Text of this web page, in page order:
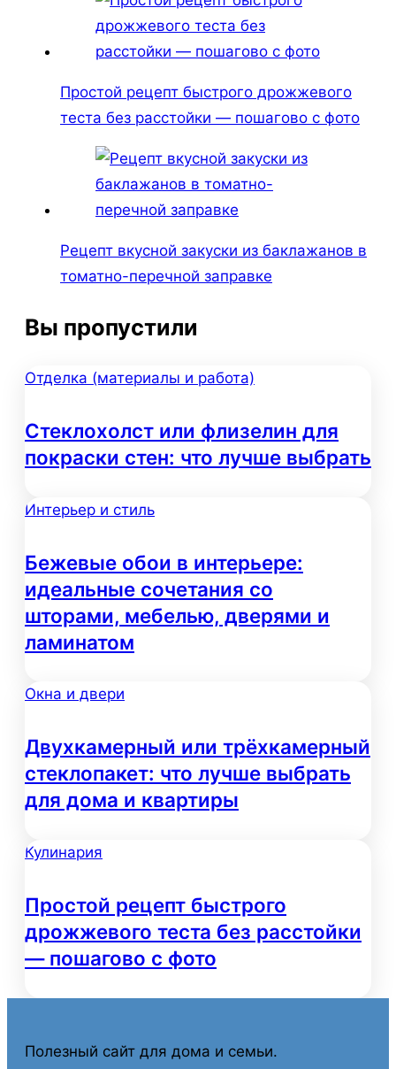
Простой рецепт быстрого дрожжевого
теста без расстойки — пошагово с фото
Рецепт вкусной закуски из баклажанов в
томатно-перечной заправке
Вы пропустили
Отделка (материалы и работа)
Стеклохолст или флизелин для
покраски стен: что лучше выбрать
Интерьер и стиль
Бежевые обои в интерьере:
идеальные сочетания со
шторами, мебелью, дверями и
ламинатом
Окна и двери
Двухкамерный или трёхкамерный
стеклопакет: что лучше выбрать
для дома и квартиры
Кулинария
Простой рецепт быстрого
дрожжевого теста без расстойки
— пошагово с фото
Полезный сайт для дома и семьи.